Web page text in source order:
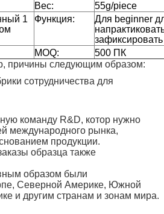
Вес:
55g/piece
1
Функция:
Для beginner
зафиксировать
MOQ:
500 ПК
причины следующим образом:
сотрудничества для
команду R&D, котор нужно
международного рынка,
продукции.
образца также
образом были
Северной Америке, Южной
и другим странам и зонам мира.